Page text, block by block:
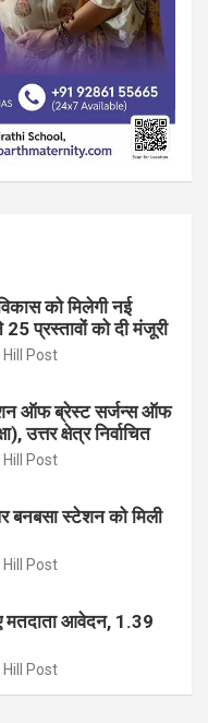
को मिलेगी नई
25 प्रस्तावों को दी मंजूरी
Post
ऑफ ब्रेस्ट सर्जन्स ऑफ
उत्तर क्षेत्र निर्वाचित
Post
बनबसा स्टेशन को मिली
Post
मतदाता आवेदन, 1.39
Post